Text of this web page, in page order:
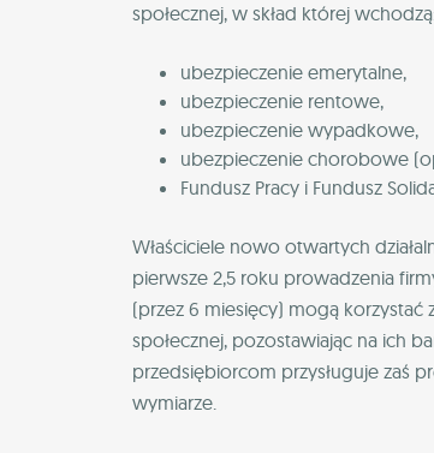
społecznej, w skład której
ubezpieczenie emerytalne,
ubezpieczenie rentowe,
ubezpieczenie wypadkowe,
ubezpieczenie chorobowe
Fundusz Pracy i Fundusz
Właściciele nowo otwartych
pierwsze 2,5 roku prowadzenia
(przez 6 miesięcy) mogą korzystać
społecznej, pozostawiając na ich
przedsiębiorcom przysługuje zaś
wymiarze.